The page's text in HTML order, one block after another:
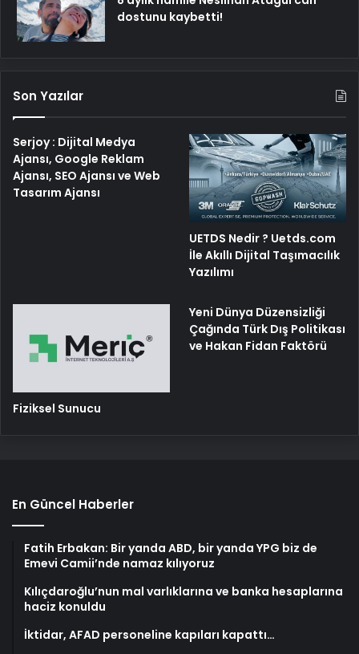
dostunu kaybetti!
Son Yazılar
Serjoy : Dijital Medya
Ajansı, Google Reklam
Ajansı, SEO Ajansı ve Web
Tasarım Ajansı
UETDS Nedir ? Uetds.com
İle Akıllı Dijital Taşımacılık
Yazılımı
Fiziksel Sunucu
Yeni Dünya Düzensizliği
Çağında Türk Dış Politikası
ve Hakan Fidan Faktörü
En Güncel Haberler
Fatih Erbakan: Bir yanda ABD, bir yanda YPG biz de
Emevi Camii’nde namaz kılıyoruz
Kılıçdaroğlu’nun mal varlıklarına ve banka hesaplarına
haciz konuldu
İktidar, AFAD personeline kapıları kapattı…